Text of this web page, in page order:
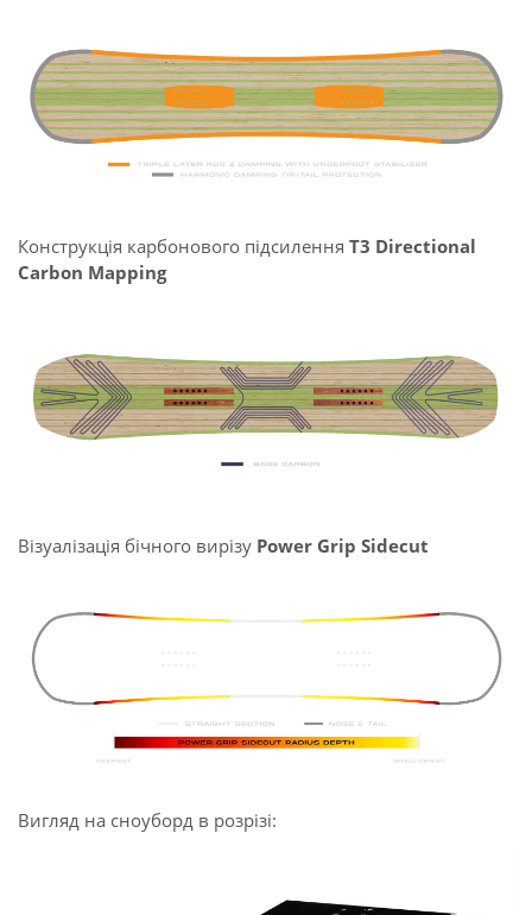
Конструкція карбонового підсилення T3 Directional
Carbon Mapping
Візуалізація бічного вирізу Power Grip Sidecut
Вигляд на сноуборд в розрізі: